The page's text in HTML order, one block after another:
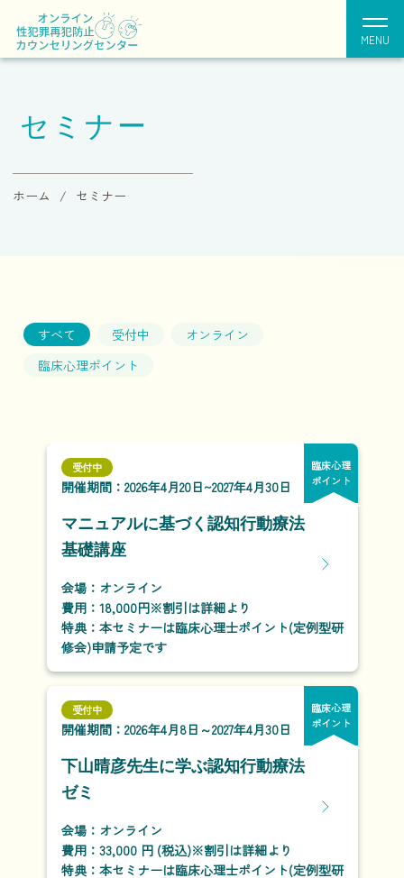
MENU
セミナー
ホーム セミナー
すべて 受付中
オンライン
臨床心理ポイント
臨床心理
ポイント
受付中
開催期間：2026年4月20日~2027年4月30日
マニュアルに基づく認知行動療法
基礎講座
会場：オンライン
費用：18,000円※割引は詳細より
特典：本セミナーは臨床心理士ポイント(定例型研
修会)申請予定です
臨床心理
ポイント
受付中
開催期間：2026年4月8日～2027年4月30日
下山晴彦先生に学ぶ認知行動療法
ゼミ
会場：オンライン
費用：33,000 円 (税込)※割引は詳細より
特典：本セミナーは臨床心理士ポイント(定例型研